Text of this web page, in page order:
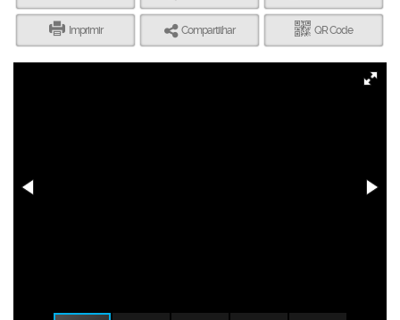
Imprimir Compartilhar QR Code